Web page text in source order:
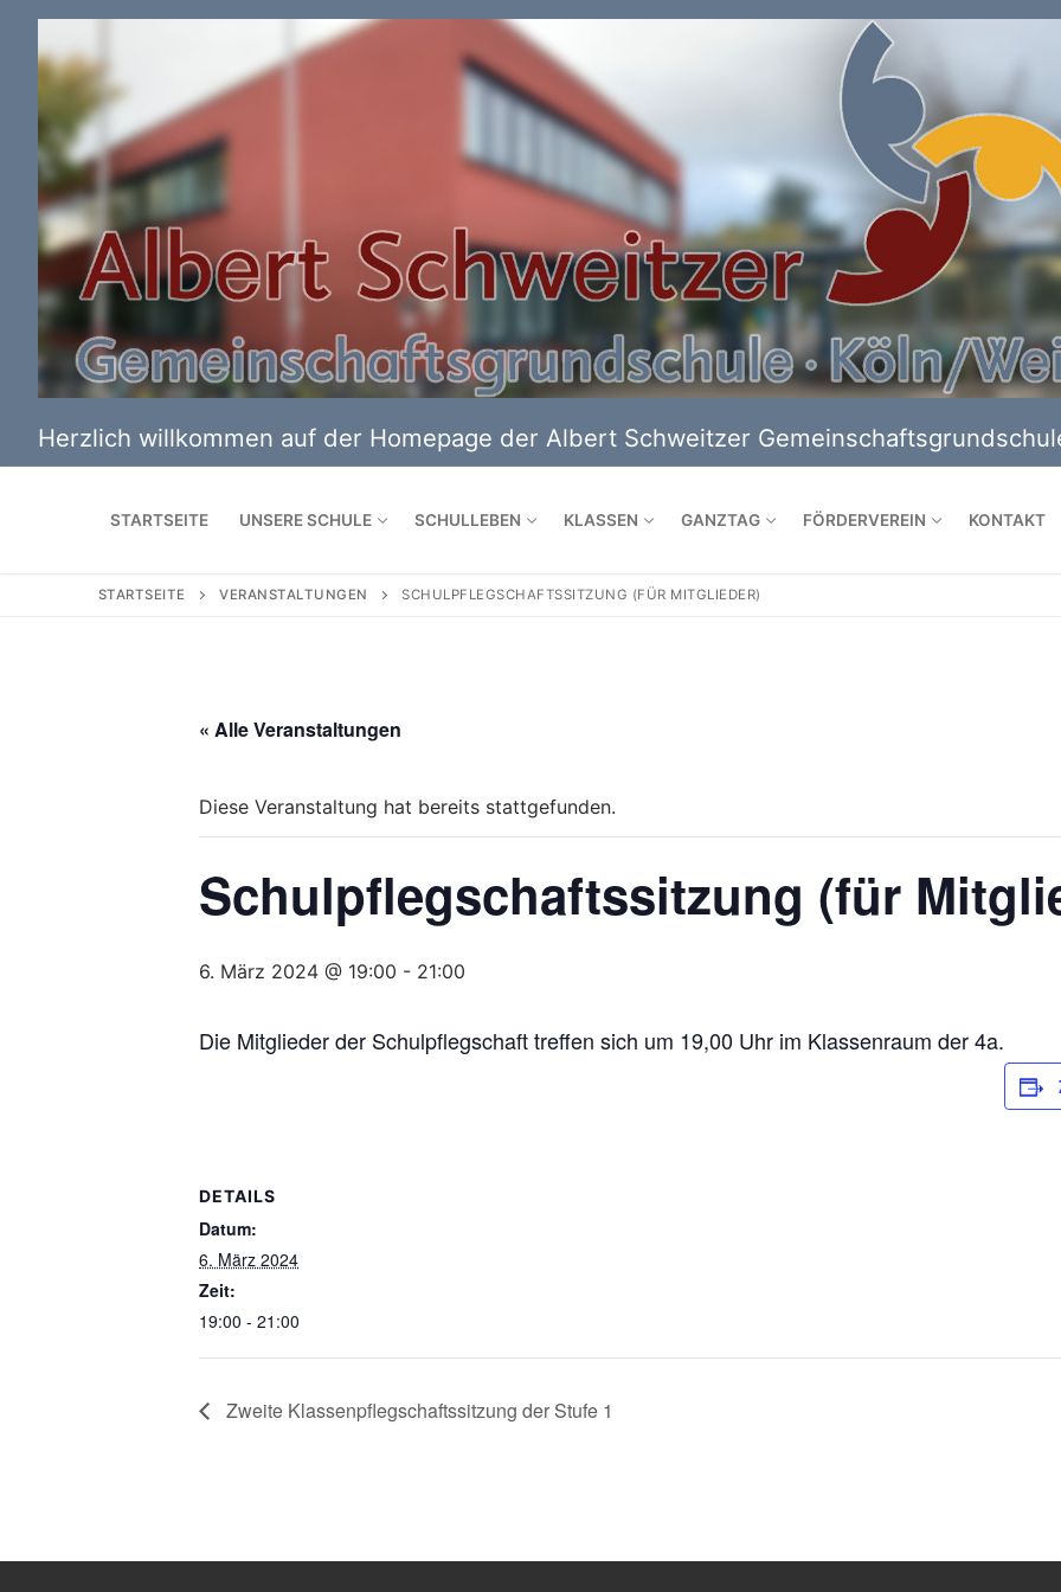
springen
Herzlich willkommen auf der Homepage der Albert Schweitzer
STARTSEITE UNSERE SCHULE SCHULLEBEN KLASSEN GANZTAG FÖRDERVEREIN KONTAKT
STARTSEITE VERANSTALTUNGEN SCHULPFLEGSCHAFTSSITZUNG (FÜR MITGLIEDER)
« Alle Veranstaltungen
Diese Veranstaltung hat bereits stattgefunden.
Schulpflegschaftssitzung (für
6. März 2024 @ 19:00 - 21:00
Die Mitglieder der Schulpflegschaft treffen sich um 19,00 Uhr im Klassenraum der 4a.
DETAILS
Datum:
6. März 2024
Zeit:
19:00 - 21:00
Zweite Klassenpflegschaftssitzung der Stufe 1